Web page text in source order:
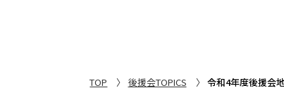
TOP 後援会TOPICS 令和4年度後援会